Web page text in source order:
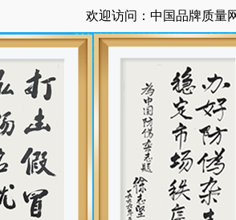
欢迎访问：中国品牌质量网-由中